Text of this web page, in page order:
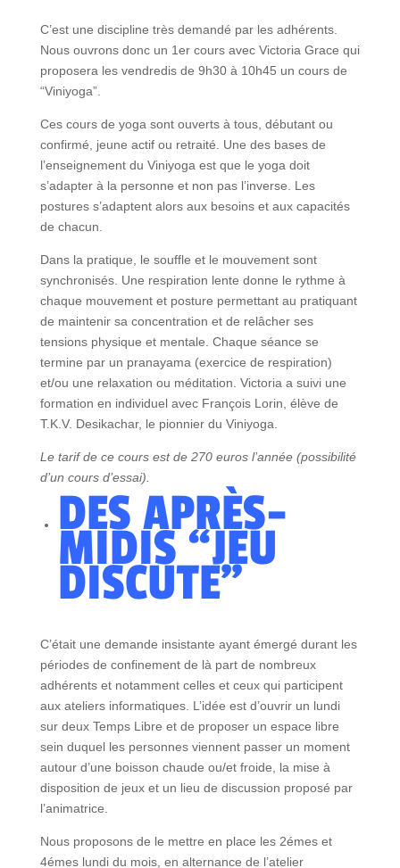
C’est une discipline très demandé par les adhérents.
Nous ouvrons donc un 1er cours avec Victoria Grace qui
proposera les vendredis de 9h30 à 10h45 un cours de
“Viniyoga”.
Ces cours de yoga sont ouverts à tous, débutant ou
confirmé, jeune actif ou retraité. Une des bases de
l’enseignement du Viniyoga est que le yoga doit
s’adapter à la personne et non pas l’inverse. Les
postures s’adaptent alors aux besoins et aux capacités
de chacun.
Dans la pratique, le souffle et le mouvement sont
synchronisés. Une respiration lente donne le rythme à
chaque mouvement et posture permettant au pratiquant
de maintenir sa concentration et de relâcher ses
tensions physique et mentale. Chaque séance se
termine par un pranayama (exercice de respiration)
et/ou une relaxation ou méditation. Victoria a suivi une
formation en individuel avec François Lorin, élève de
T.K.V. Desikachar, le pionnier du Viniyoga.
Le tarif de ce cours est de 270 euros l’année (possibilité
d’un cours d’essai).
DES APRÈS-
MIDIS “JEU
DISCUTE”
C’était une demande insistante ayant émergé durant les
périodes de confinement de là part de nombreux
adhérents et notamment celles et ceux qui participent
aux ateliers informatiques. L’idée est d’ouvrir un lundi
sur deux Temps Libre et de proposer un espace libre
sein duquel les personnes viennent passer un moment
autour d’une boisson chaude ou/et froide, la mise à
disposition de jeux et un lieu de discussion proposé par
l’animatrice.
Nous proposons de le mettre en place les 2émes et
4émes lundi du mois, en alternance de l’atelier